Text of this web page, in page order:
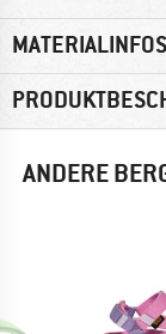
ANDERE